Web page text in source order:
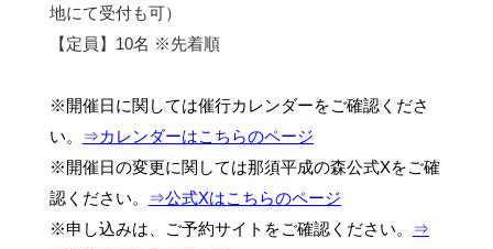
地にて受付も可）
【定員】10名 ※先着順
※開催日に関しては催行カレンダーをご確認くださ
い。
⇒カレンダーはこちらのページ
※開催日の変更に関しては那須平成の森公式Xをご確
認ください。
⇒公式Xはこちらのページ
※申し込みは、ご予約サイトをご確認ください。
⇒